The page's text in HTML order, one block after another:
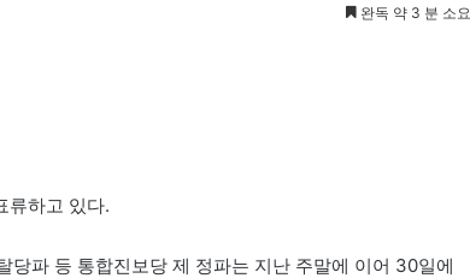
완독 약 3 분 소요
류하고 있다.
당파 등 통합진보당 제 정파는 지난 주말에 이어 30일에